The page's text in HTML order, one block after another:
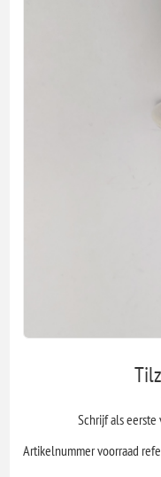
Schrijf als
Artikelnummer voorraad